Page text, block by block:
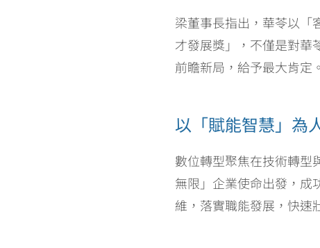
梁董事長指出，華苓以「
才發展獎」，不僅是對華
前瞻新局，給予最大肯定。
以「賦能智慧」為
數位轉型聚焦在技術轉型
無限」企業使命出發，成
維，落實職能發展，快速